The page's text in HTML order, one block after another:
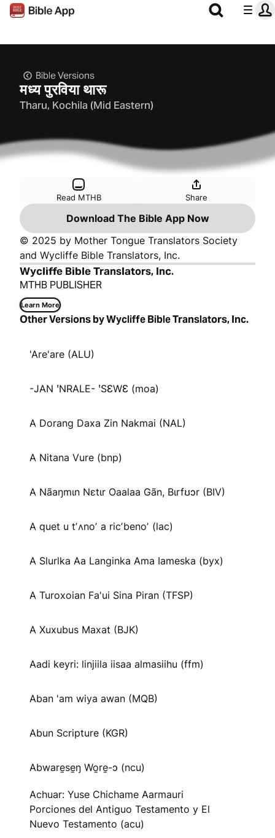
Bible Versions
मध्‍य पुरविया थारू
Tharu, Kochila (Mid Eastern)
Read MTHB Share
Download The Bible App Now
© 2025 by Mother Tongue Translators Society
and Wycliffe Bible Translators, Inc.
Wycliffe Bible Translators, Inc.
MTHB PUBLISHER
Learn More
Other Versions by Wycliffe Bible Translators, Inc.
'Are'are (ALU)
-JAN ꞌNRALE- ꞌSƐWƐ (moa)
A Dorang Daxa Zin Nakmai (NAL)
A Nitana Vure (bnp)
A Nãaŋmɩn Nɛtɩr Oaalaa Gãn, Bɩrfʊɔr (BIV)
A quet u tʼʌnoʼ a ricʼbenoʼ (lac)
A Slurlka Aa Langinka Ama Iameska (byx)
A Turoxoian Fa'ui Sina Piran (TFSP)
A Xuxubus Maxat (BJK)
Aadi keyri: linjiila iisaa almasiihu (ffm)
Aban 'am wiya awan (MQB)
Abun Scripture (KGR)
Abware̱se̱ŋ Wo̱re̱-ɔ (ncu)
Achuar: Yuse Chichame Aarmauri
Porciones del Antiguo Testamento y El
Nuevo Testamento (acu)